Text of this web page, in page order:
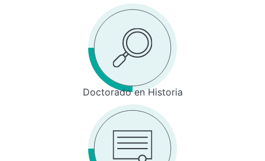
Doctorado en Historia